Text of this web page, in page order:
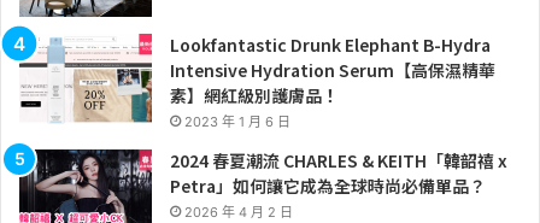
Lookfantastic Drunk Elephant B-Hydra
Intensive Hydration Serum【高保濕精華
素】網紅級別護膚品！
2023 年 1 月 6 日
2024 春夏潮流 CHARLES & KEITH「韓韶禧 x
Petra」如何讓它成為全球時尚必備單品？
2026 年 4 月 2 日